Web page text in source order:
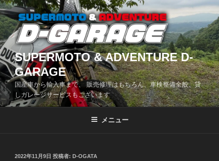
コ
ン
テ
ン
ツ
へ
ス
キ
ッ
SUPERMOTO & ADVENTURE D-
GARAGE
国産車から輸入車まで、 販売修理はもちろん、車検整備全般、貸
しガレージサービスもございます
メニュー
投
2022年11月9日 投稿者: D-OGATA